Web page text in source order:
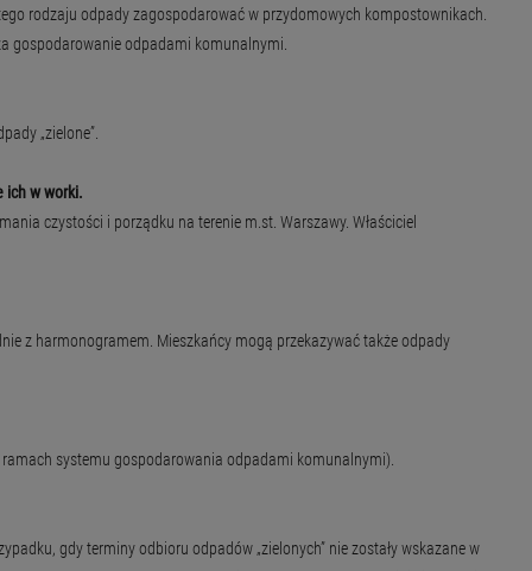
rodzaju odpady zagospodarować w przydomowych kompostownikach.
gospodarowanie odpadami komunalnymi.
„zielone”.
ich w worki.
czystości i porządku na terenie m.st. Warszawy. Właściciel
z harmonogramem. Mieszkańcy mogą przekazywać także odpady
systemu gospodarowania odpadami komunalnymi).
gdy terminy odbioru odpadów „zielonych” nie zostały wskazane w